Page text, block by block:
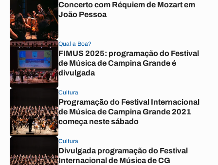
Concerto com Réquiem de Mozart em
João Pessoa
Qual a Boa?
FIMUS 2025: programação do Festival
de Música de Campina Grande é
divulgada
Cultura
Programação do Festival Internacional
de Música de Campina Grande 2021
começa neste sábado
Cultura
Divulgada programação do Festival
Internacional de Música de CG